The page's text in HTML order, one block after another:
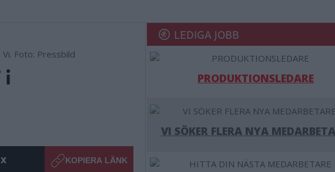
Foto: Pressbild
i
KOPIERA LÄNK
LEDIGA JOBB
PRODUKTIONSLEDARE
VI SÖKER FLERA NYA